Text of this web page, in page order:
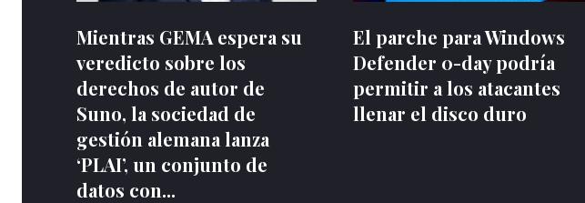
Mientras GEMA espera su
veredicto sobre los
derechos de autor de
Suno, la sociedad de
gestión alemana lanza
‘PLAI’, un conjunto de
datos con...
El parche para Windows
Defender 0-day podría
permitir a los atacantes
llenar el disco duro